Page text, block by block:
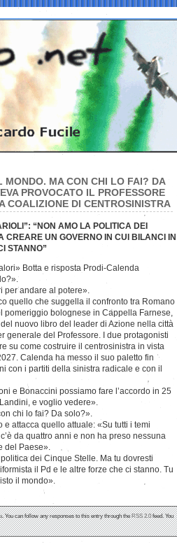
MONDO. MA CON CHI LO FAI? DA
PROVOCATO IL PROFESSORE
COALIZIONE DI CENTROSINISTRA
“NON AMO LA POLITICA DEI
CREARE UN GOVERNO IN CUI BILANCI IN
STANNO”
Botta e risposta Prodi-Calenda
per andare al potere».
quello che suggella il confronto tra Romano
pomeriggio bolognese in Cappella Farnese,
nuovo libro del leader di Azione nella città
generale del Professore. I due protagonisti
su come costruire il centrosinistra in vista
Calenda ha messo il suo paletto fin
con i partiti della sinistra radicale e con il
e Bonaccini possiamo fare l’accordo in 25
e voglio vedere».
chi lo fai? Da solo?».
attacca quello attuale: «Su tutti i temi
da quattro anni e non ha preso nessuna
del Paese».
dei Cinque Stelle. Ma tu dovresti
il Pd e le altre forze che ci stanno. Tu
il mondo».
. You can follow any responses to this entry through theRSS 2.0feed. You